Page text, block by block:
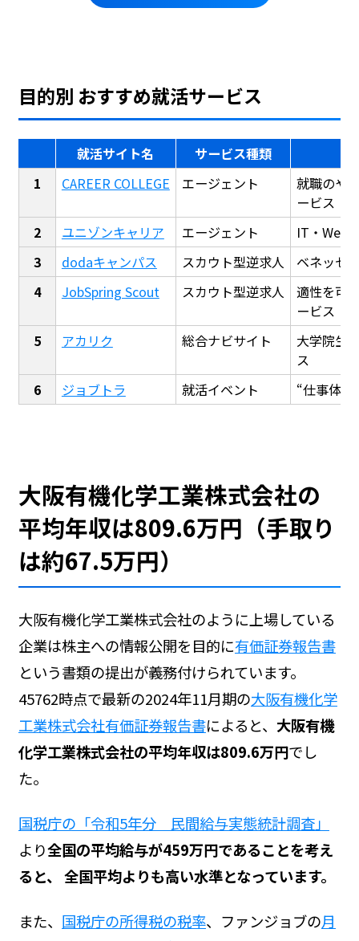
目的別 おすすめ就活サービス
就活サイト名
サービス種類
CAREER COLLEGE
エージェント
就職のや
ービス
ユニゾンキャリア
エージェント
IT・Web
dodaキャンパス
スカウト型逆求人
ベネッセ
JobSpring Scout
スカウト型逆求人
適性を可
ービス
アカリク
総合ナビサイト
大学院生
ス
ジョブトラ
就活イベント “仕事体
大阪有機化学工業株式会社の
平均年収は809.6万円（手取り
は約67.5万円）
大阪有機化学工業株式会社のように上場している
企業は株主への情報公開を目的に有価証券報告書
という書類の提出が義務付けられています。
45762時点で最新の2024年11月期の大阪有機化学
工業株式会社有価証券報告書によると、 大阪有機
化学工業株式会社の平均年収は809.6万円でし
た。
国税庁の「令和5年分 民間給与実態統計調査」
より全国の平均給与が459万円であることを考え
ると、 全国平均よりも高い水準となっています。
また、 国税庁の所得税の税率、ファンジョブの月